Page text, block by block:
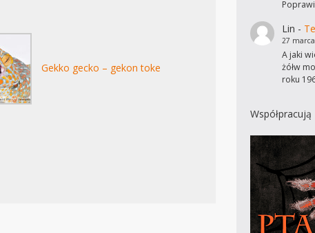
Gekko gecko – gekon toke
Lin -
27
A jaki
żółw
roku